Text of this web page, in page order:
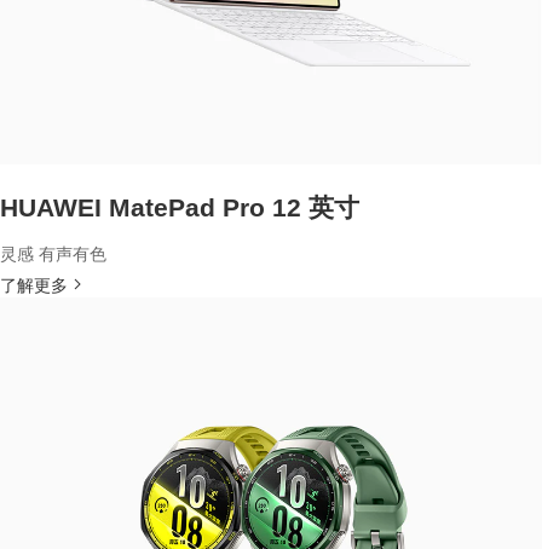
HUAWEI MatePad Pro 12 英寸
灵感 有声有色
了解更多